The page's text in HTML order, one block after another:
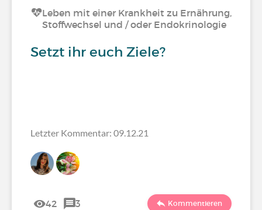
Leben mit einer Krankheit zu Ernährung,
Stoffwechsel und / oder Endokrinologie
Setzt ihr euch Ziele?
Letzter Kommentar: 09.12.21
42 3 Kommentieren